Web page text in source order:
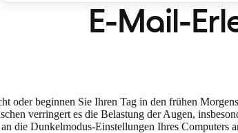
E-Mail-
oder beginnen Sie Ihren Tag in den frühen
verringert es die Belastung der Augen,
die Dunkelmodus-Einstellungen Ihres Computers